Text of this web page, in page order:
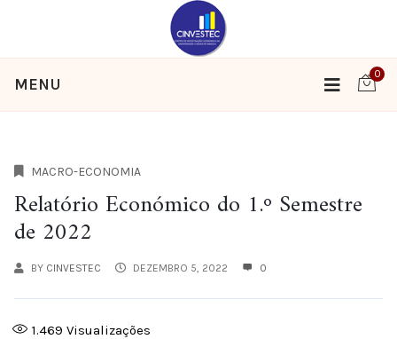
MENU
0
MACRO-ECONOMIA
Relatório Económico do 1.º Semestre
de 2022
BY CINVESTEC DEZEMBRO 5, 2022 0
1.469 Visualizações